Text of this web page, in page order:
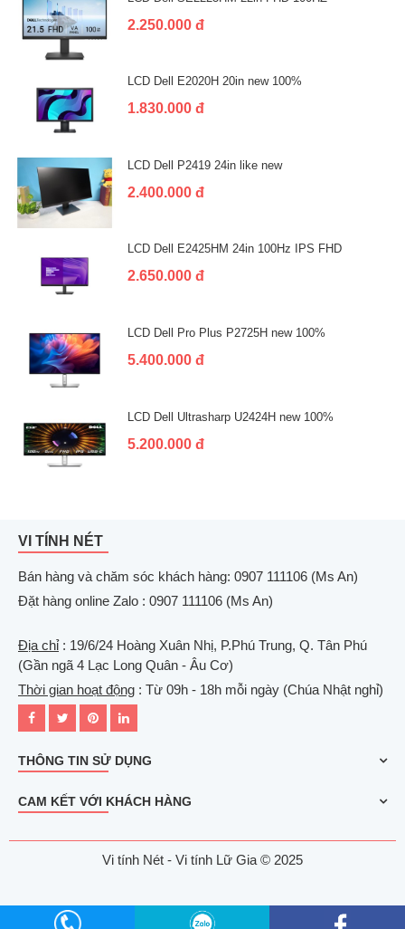
2.250.000 đ
LCD Dell E2020H 20in new 100%
1.830.000 đ
LCD Dell P2419 24in like new
2.400.000 đ
LCD Dell E2425HM 24in 100Hz IPS FHD
2.650.000 đ
LCD Dell Pro Plus P2725H new 100%
5.400.000 đ
LCD Dell Ultrasharp U2424H new 100%
5.200.000 đ
VI TÍNH NÉT
Bán hàng và chăm sóc khách hàng: 0907 111106 (Ms An)
Đặt hàng online Zalo : 0907 111106 (Ms An)
Địa chỉ: 19/6/24 Hoàng Xuân Nhị, P.Phú Trung, Q. Tân Phú
(Gần ngã 4 Lạc Long Quân - Âu Cơ)
Thời gian hoạt động : Từ 09h - 18h mỗi ngày (Chúa Nhật nghỉ)
THÔNG TIN SỬ DỤNG
CAM KẾT VỚI KHÁCH HÀNG
Vi tính Nét - Vi tính Lữ Gia © 2025